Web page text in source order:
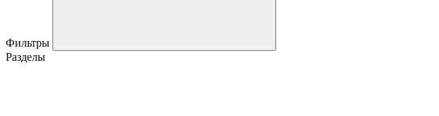
Фильтры
Разделы